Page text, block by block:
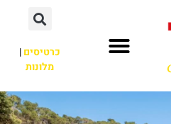
כרטיסים|
מלונות